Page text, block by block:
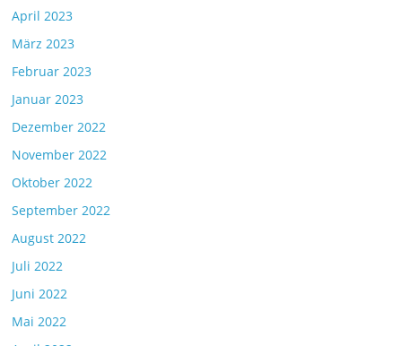
April 2023
März 2023
Februar 2023
Januar 2023
Dezember 2022
November 2022
Oktober 2022
September 2022
August 2022
Juli 2022
Juni 2022
Mai 2022